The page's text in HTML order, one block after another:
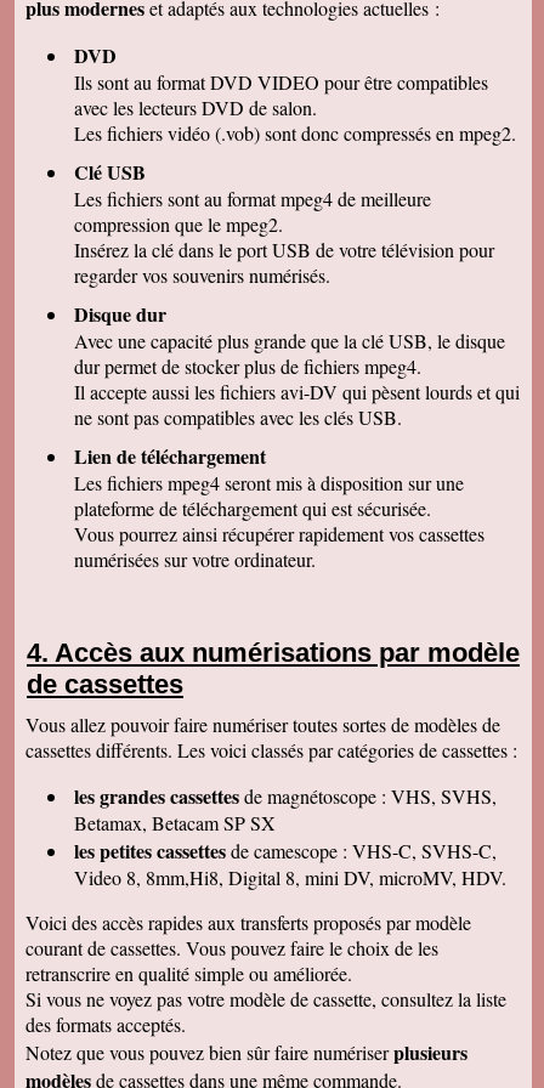
Marcel G
numerisées. c'est vraiment un beau résultat.
René DR
Nous avons testé : tout semble bon et la
récupération sur Final Cut Pro X fonctionne.
Margot P
Studio très compétent, efficace, sympathique et
arrangeant à prix bon marché, je recommande
vivement !
Christian R
NOUS VENONS DE VISIONNER NOS FILMS
ET TENONS A VOUS REMERCIER POUR
VOTRE :
-ACCUEIL
-QUALITE DE TRAVAIL
-PROFESSIONNALISME
François M
C'est avec grand plaisir que j'ai revécu mon
passage professionnel à Séville, grace à votre
duplication VHS/USB recue ce matin.
Permettez moi de vous féliciter pour la qualité
de votre travail. Je ne manquerai pas de parler
de vous. Bonne soirée.
par votre société, j'ai décidé de vous confier les
miennes. Après avoir reçu ma commande, j'ai
été de nouveau bluffée par la qualité des
parlerai de vous si l'occasion se présente.
Cordialement.
Merci beaucoup et félicitations pour le suivi de
vos clients. Je ne manquerai pas de vous
contacter pour vous donner des nouvelles.
Cordialement
Chantal S
beau souvenir de mes parents merci beaucoup
tres cordialement
Jean V
Toutes mes felicitations. Tout est parfait :
accueil, suivi, traitement et résultat de mes
transferts de cassettes vhs. Merci merci ! A très
bientôt parce que j'ai des diapos a numeriser
mais il faut que je fasse un tri avant. Bonnes
plus moderneset adaptés aux technologies actuelles :
DVD
Ils sont au format DVD VIDEO pour être compatibles
avec les lecteurs DVD de salon.
Les fichiers vidéo (.vob) sont donc compressés en mpeg2.
Clé USB
Les fichiers sont au format mpeg4 de meilleure
compression que le mpeg2.
Insérez la clé dans le port USB de votre télévision pour
regarder vos souvenirs numérisés.
Disque dur
Avec une capacité plus grande que la clé USB, le disque
dur permet de stocker plus de fichiers mpeg4.
Il accepte aussi les fichiers avi-DV qui pèsent lourds et qui
ne sont pas compatibles avec les clés USB.
Lien de téléchargement
Les fichiers mpeg4 seront mis à disposition sur une
plateforme de téléchargement qui est sécurisée.
Vous pourrez ainsi récupérer rapidement vos cassettes
numérisées sur votre ordinateur.
Accès aux numérisations par modèle
de cassettes
Vous allez pouvoir faire numériser toutes sortes de modèles de
cassettes différents. Les voici classés par catégories de cassettes :
les grandes cassettesde magnétoscope : VHS, SVHS,
Betamax, Betacam SP SX
les petites cassettesde camescope : VHS-C, SVHS-C,
Video 8, 8mm,Hi8, Digital 8, mini DV, microMV, HDV.
Voici des accès rapides aux transferts proposés par modèle
courant de cassettes. Vous pouvez faire le choix de les
retranscrire en qualité simple ou améliorée.
Si vous ne voyez pas votre modèle de cassette, consultez la liste
des formats acceptés.
Notez que vous pouvez bien sûr faire numériserplusieurs
modèlesde cassettes dans une même commande.